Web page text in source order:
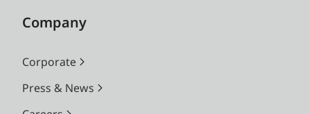
Company
Corporate
Press & News